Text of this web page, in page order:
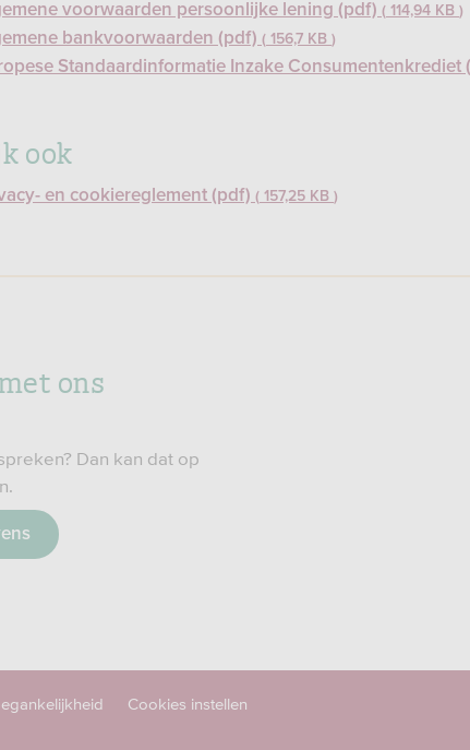
voorwaarden persoonlijke lening (pdf) 114,94 KB
bankvoorwaarden (pdf) 156,7 KB
Standaardinformatie Inzake Consumentenkrediet
ook
en cookiereglement (pdf) 157,25 KB
ons
Dan kan dat op
Cookies instellen